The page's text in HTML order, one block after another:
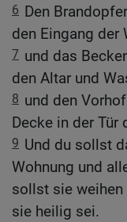
6 Den
den Eingang der
7 und das
den Altar und
8 und den
Decke in der Tür
9 Und du sollst
Wohnung und
sollst sie weihen
sie heilig sei.